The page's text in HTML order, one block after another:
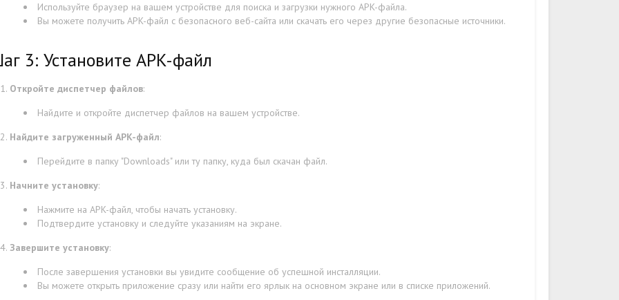
Используйте браузер на вашем устройстве для поиска и загрузки нужного APK-файла.
Вы можете получить APK-файл с безопасного веб-сайта или скачать его через другие безопасные источники.
3: Установите APK-файл
Откройте диспетчер файлов:
Найдите и откройте диспетчер файлов на вашем устройстве.
Найдите загруженный APK-файл:
Перейдите в папку "Downloads" или ту папку, куда был скачан файл.
Начните установку:
Нажмите на APK-файл, чтобы начать установку.
Подтвердите установку и следуйте указаниям на экране.
Завершите установку:
После завершения установки вы увидите сообщение об успешной инсталляции.
Вы можете открыть приложение сразу или найти его ярлык на основном экране или в списке приложений.